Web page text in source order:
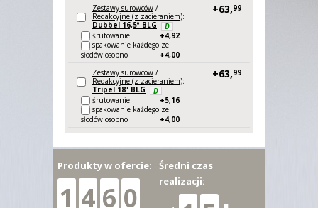
Zestawy surowców /
Redakcyjne (z zacieraniem):
Dubbel 16,5º BLG
D
+63,99
śrutowanie +4,92
spakowanie każdego ze
słodów osobno
+4,00
Zestawy surowców /
Redakcyjne (z zacieraniem):
Tripel 18º BLG
D
+63,99
śrutowanie +5,16
spakowanie każdego ze
słodów osobno
+4,00
Produkty w ofercie:
1 4 6 0
Średni czas
realizacji: